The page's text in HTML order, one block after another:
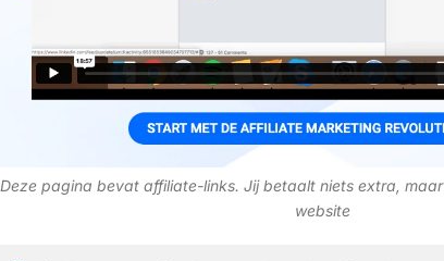
Deze pagina bevat affiliate-links. Jij betaalt niets extra,
website